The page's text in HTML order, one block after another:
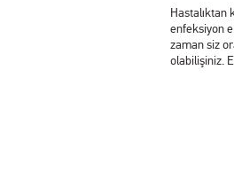
Hastalıktan
enfeksiyon
zaman siz
olabilişiniz.